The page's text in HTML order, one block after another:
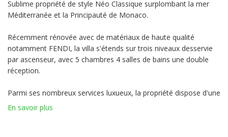
Sublime propriété de style Néo Classique surplombant la mer
Méditerranée et la Principauté de Monaco.
Récemment rénovée avec de matériaux de haute qualité
notamment FENDI, la villa s'étends sur trois niveaux desservie
par ascenseur, avec 5 chambres 4 salles de bains une double
réception.
Parmi ses nombreux services luxueux, la propriété dispose d'une
piscine, d'une salle de Gym, d'une salle cinéma et de
nombreuses terrasses.
En savoir plus